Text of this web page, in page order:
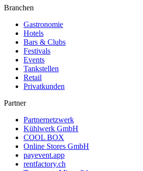
Branchen
Gastronomie
Hotels
Bars & Clubs
Festivals
Events
Tankstellen
Retail
Privatkunden
Partner
Partnernetzwerk
Kühlwerk GmbH
COOL BOX
Online Stores GmbH
payevent.app
rentfactory.ch